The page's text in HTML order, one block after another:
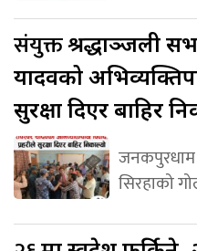
संयुक्तश्रद्धाञ्जली
यादवको
सुरक्षा दिएर बाहिर
जनकपुरधाम
सिरहाको